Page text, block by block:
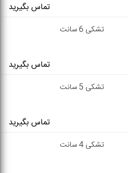
تماس بگیرید
تشکی 6 سانت
تماس بگیرید
تشکی 5 سانت
تماس بگیرید
تشکی 4 سانت